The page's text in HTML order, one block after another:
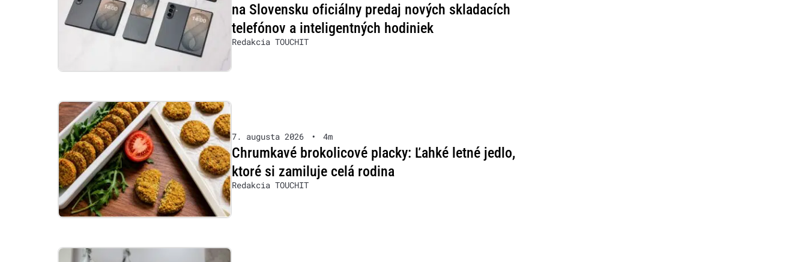
na Slovensku oficiálny predaj nových skladacích
telefónov a inteligentných hodiniek
Redakcia TOUCHIT
7. augusta 2026 • 4m
Chrumkavé brokolicové placky: Ľahké letné jedlo,
ktoré si zamiluje celá rodina
Redakcia TOUCHIT